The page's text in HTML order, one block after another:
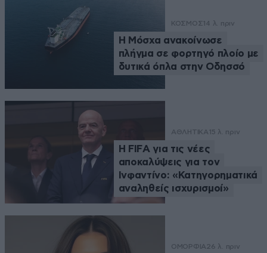
ΚΟΣΜΟΣ 14 λ. πριν
Η Μόσχα ανακοίνωσε
πλήγμα σε φορτηγό πλοίο με
δυτικά όπλα στην Οδησσό
ΑΘΛΗΤΙΚΑ 15 λ. πριν
Η FIFA για τις νέες
αποκαλύψεις για τον
Ινφαντίνο: «Κατηγορηματικά
αναληθείς ισχυρισμοί»
ΟΜΟΡΦΙΑ26 λ. πριν